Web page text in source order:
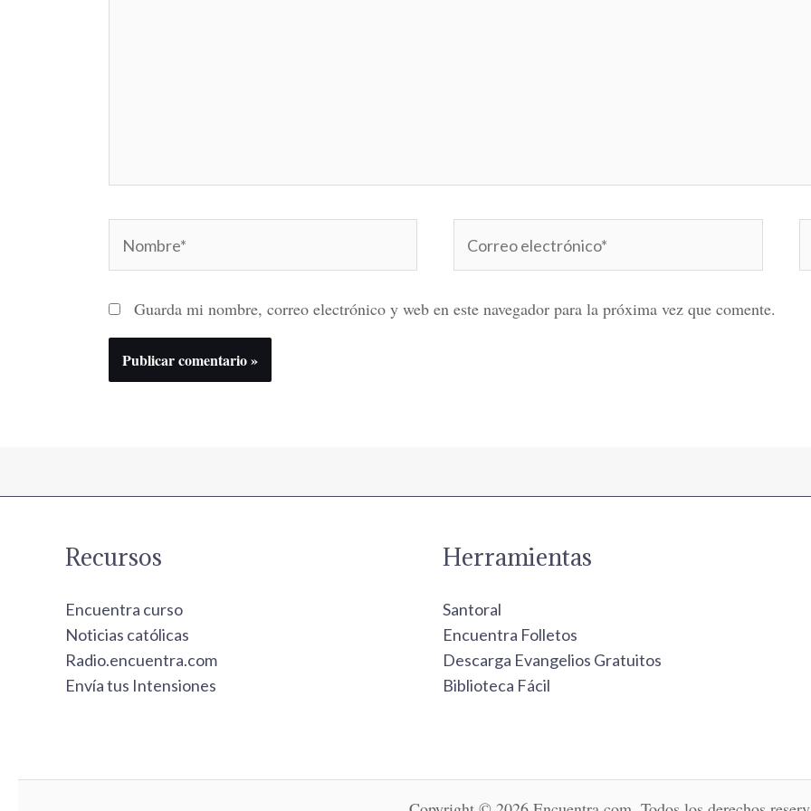
electrónico*
Guarda mi nombre, correo electrónico y web en este navegador para la próxima vez que comente.
Recursos
Encuentra curso
Noticias católicas
Radio.encuentra.com
Envía tus Intensiones
Herramientas
Santoral
Encuentra Folletos
Descarga Evangelios Gratuitos
Biblioteca Fácil